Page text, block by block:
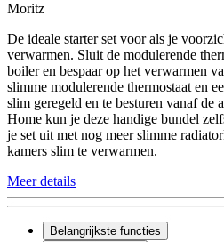
Moritz
De ideale starter set voor als je
verwarmen. Sluit de modulerende
boiler en bespaar op het verwarmen
slimme modulerende thermostaat en
slim geregeld en te besturen vanaf de
Home kun je deze handige bundel
je set uit met nog meer slimme
kamers slim te verwarmen.
Meer details
Belangrijkste functies